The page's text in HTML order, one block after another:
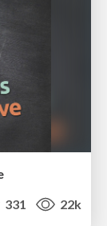
331 22k